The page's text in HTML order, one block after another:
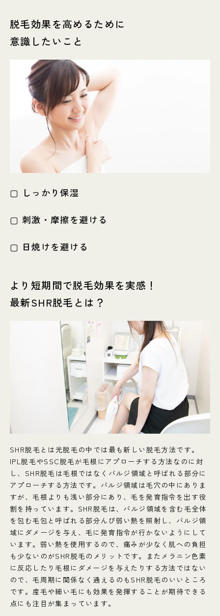
脱毛効果を高めるために
意識したいこと
▢ しっかり保湿
▢ 刺激・摩擦を避ける
▢ 日焼けを避ける
より短期間で脱毛効果を実感！
最新SHR脱毛とは？
SHR脱毛とは光脱毛の中では最も新しい脱毛方法です。
IPL脱毛やSSC脱毛が毛根にアプローチする方法なのに対
し、SHR脱毛は毛根ではなくバルジ領域と呼ばれる部分に
アプローチする方法です。バルジ領域は毛穴の中にありま
すが、毛根よりも浅い部分にあり、毛を発育指令を出す役
割を持っています。SHR脱毛は、バルジ領域を含む毛全体
を包む毛包と呼ばれる部分んび弱い熱を照射し、バルジ領
域にダメージを与え、毛に発育指令が行かないようにして
います。弱い熱を使用するので、痛みが少なく肌への負担
も少ないのがSHR脱毛のメリットです。またメラニン色素
に反応したり毛根にダメージを与えたりする方法ではない
ので、毛周期に関係なく通えるのもSHR脱毛のいいところ
です。産毛や細い毛にも効果を発揮することが期待できる
点にも注目が集まっています。